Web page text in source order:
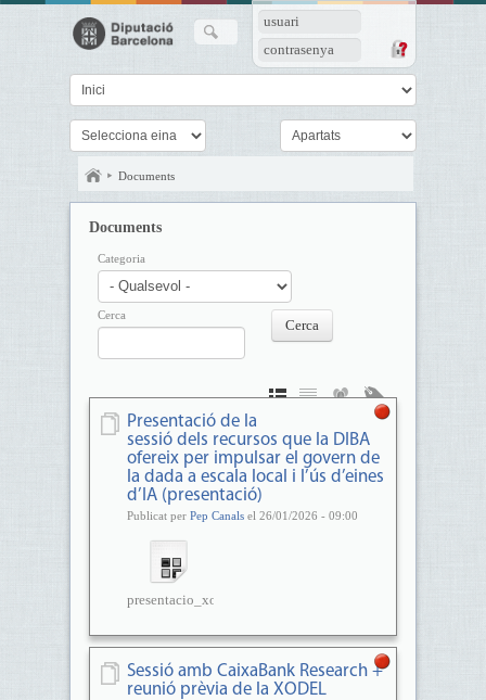
usuari
contrasenya
Documents
Documents
Categoria
Cerca
Presentació de la
sessió dels recursos que la DIBA
ofereix per impulsar el govern de
la dada a escala local i l’ús d’eines
d’IA (presentació)
Publicat per Pep Canalsel 26/01/2026 - 09:00
presentacio_xodel.pptx
Sessió amb CaixaBank Research +
reunió prèvia de la XODEL